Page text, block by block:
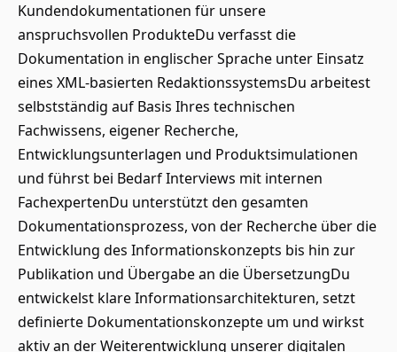
Kundendokumentationen für unsere
anspruchsvollen ProdukteDu verfasst die
Dokumentation in englischer Sprache unter Einsatz
eines XML‑basierten RedaktionssystemsDu arbeitest
selbstständig auf Basis Ihres technischen
Fachwissens, eigener Recherche,
Entwicklungsunterlagen und Produktsimulationen
und führst bei Bedarf Interviews mit internen
FachexpertenDu unterstützt den gesamten
Dokumentationsprozess, von der Recherche über die
Entwicklung des Informationskonzepts bis hin zur
Publikation und Übergabe an die ÜbersetzungDu
entwickelst klare Informationsarchitekturen, setzt
definierte Dokumentationskonzepte um und wirkst
aktiv an der Weiterentwicklung unserer digitalen